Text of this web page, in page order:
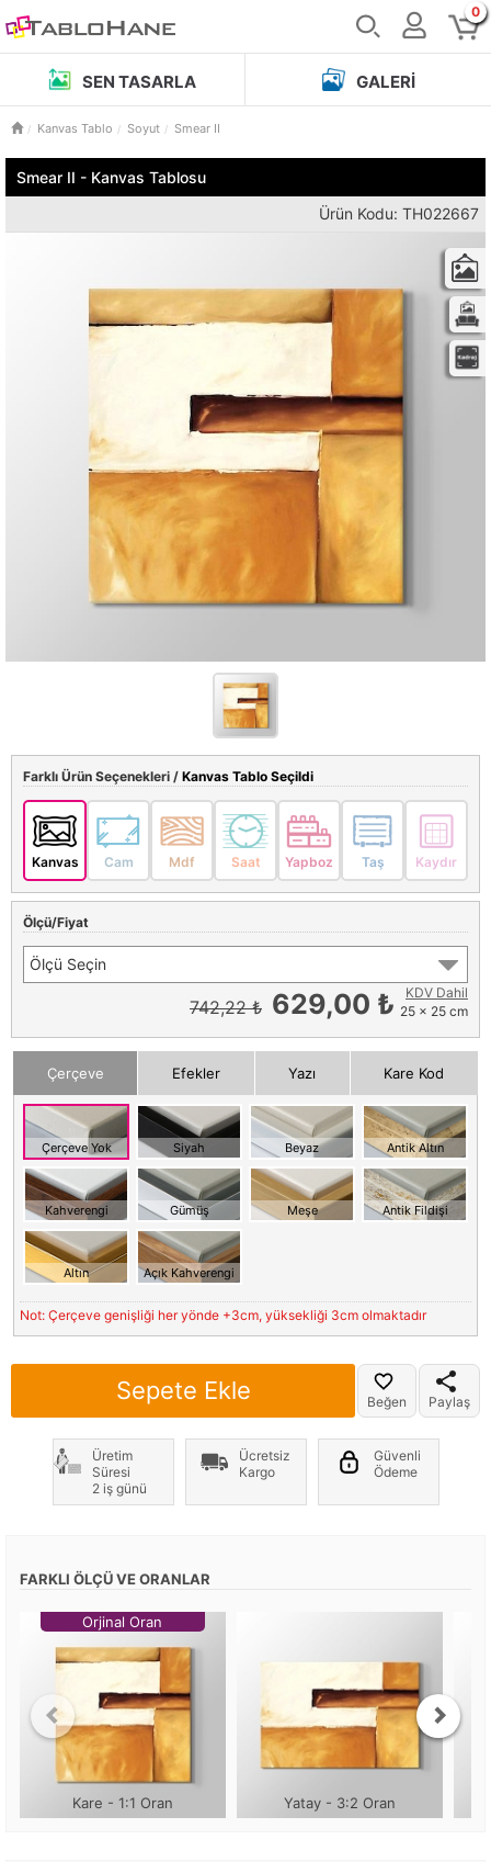
0
SEN TASARLA GALERI
Kanvas Tablo Soyut Smear II
Smear II - Kanvas Tablosu
Ürün Kodu: TH022667
Farklı Ürün Seçenekleri / Kanvas Tablo Seçildi
Kanvas Cam Mdf Saat Yapboz Taş Kaydır
Ölçü/Fiyat
Ölçü Seçin
742,22 ₺ 629,00 ₺
KDV Dahil
25 x 25 cm
Çerçeve Efekler Yazı Kare Kod
Çerçeve Yok Siyah Beyaz Antik Altın
Kahverengi Gümüş Meşe Antik Fildişi
Altın Açık Kahverengi
Not: Çerçeve genişliği her yönde +3cm, yüksekliği 3cm olmaktadır
Sepete Ekle Beğen Paylaş
Üretim
Süresi
2 iş günü
Ücretsiz
Kargo
Güvenli
Ödeme
FARKLI ÖLÇÜ VE ORANLAR
Orjinal Oran
Kare - 1:1 Oran Yatay - 3:2 Oran